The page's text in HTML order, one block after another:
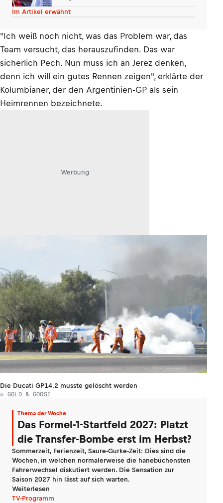
Phänomen
Im Artikel erwähnt
"Ich weiß noch nicht, was das Problem war, das
Team versucht, das herauszufinden. Das war
sicherlich Pech. Nun muss ich an Jerez denken,
denn ich will ein gutes Rennen zeigen", erklärte der
Kolumbianer, der den Argentinien-GP als sein
Heimrennen bezeichnete.
Werbung
Die Ducati GP14.2 musste gelöscht werden
© GOLD & GOOSE
Thema der Woche
Das Formel-1-Startfeld 2027: Platzt
die Transfer-Bombe erst im Herbst?
Sommerzeit, Ferienzeit, Saure-Gurke-Zeit: Dies sind die
Wochen, in welchen normalerweise die hanebüchensten
Fahrerwechsel diskutiert werden. Die Sensation zur
Saison 2027 hin lässt auf sich warten.
Weiterlesen
TV-Programm